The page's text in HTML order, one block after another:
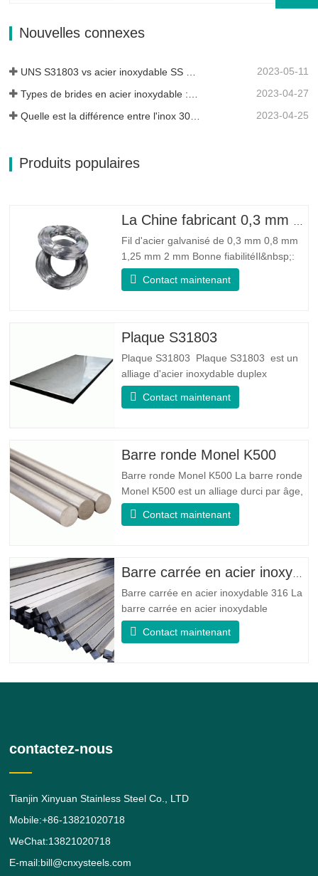
de l'alliage 400 avec la résistance élevée,
à l'érosion…
Nouvelles connexes
2023-05-11
2023-04-27
Quelle est la différence entre l'inox 304L et 316L ? 2023-04-25
Produits populaires
La Chine fabricant 0,3 mm 0,8 mm 1,25 mm 2 mm de fil d'acier galvanisé
Fil d'acier galvanisé de 0,3 mm 0,8 mm
1,25 mm 2 mm Bonne fiabilitéIl&nbsp;:
peut améliorer certains nœuds, bavures
et rouille sur le fil d'acier Bonne élasticité
adaptée à la fabrication de ressorts
Contact maintenant
Plaque S31803
Plaque S31803 Plaque S31803 est un
alliage d'acier inoxydable duplex
standard de qualité duplex. Il a la
microstructure d'un rapport
stabilité mécanique fiable, de ductilité et
Contact maintenant
Barre ronde Monel K500
Barre ronde Monel K500 La barre ronde
Monel K500 est un alliage durci par âge,
dont la composition de base se compose
d'éléments comme le nickel et le cuivre.
la résistance à la fatigue et la résistance
Contact maintenant
Barre carrée en acier inoxydable 316
Barre carrée en acier inoxydable 316 La
barre carrée en acier inoxydable
316/316L est une barre en alliage d'acier
inoxydable 316/316L de forme carrée.
Contact maintenant
contactez-nous
Tianjin Xinyuan Stainless Steel Co., LTD
Mobile:+86-13821020718
WeChat:13821020718
E-mail:bill@cnxysteels.com